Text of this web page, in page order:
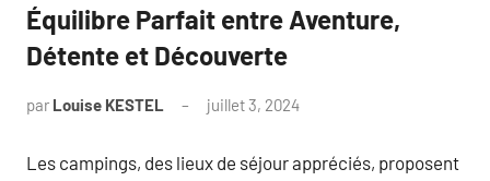
Équilibre Parfait entre Aventure,
Détente et Découverte
par Louise KESTEL juillet 3, 2024
Les campings, des lieux de séjour appréciés, proposent